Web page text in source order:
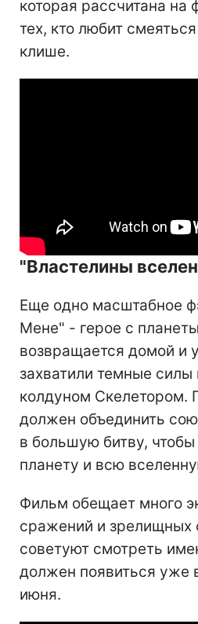
которая рассчитана на
тех, кто любит
клише.
"Властелины
Еще одно масштабное
Мене" - герое с
возвращается домой и
захватили темные силы
колдуном Скелетором.
должен объединить
в большую битву,
планету и всю
Фильм обещает много
сражений и зрелищных
советуют смотреть
должен появиться уже
июня.